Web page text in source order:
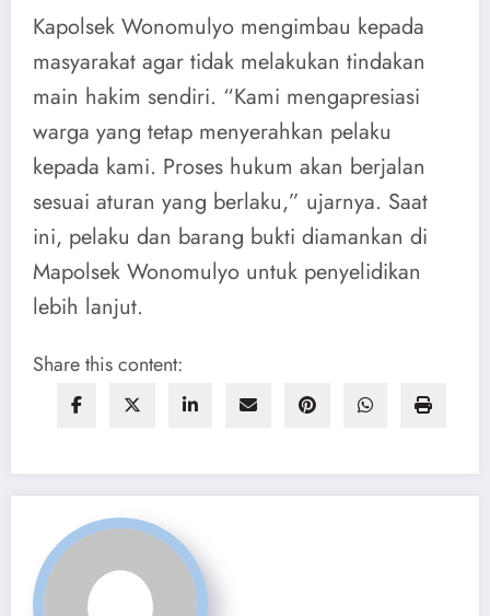
Kapolsek Wonomulyo mengimbau kepada
masyarakat agar tidak melakukan tindakan
main hakim sendiri. “Kami mengapresiasi
warga yang tetap menyerahkan pelaku
kepada kami. Proses hukum akan berjalan
sesuai aturan yang berlaku,” ujarnya. Saat
ini, pelaku dan barang bukti diamankan di
Mapolsek Wonomulyo untuk penyelidikan
lebih lanjut.
Share this content: